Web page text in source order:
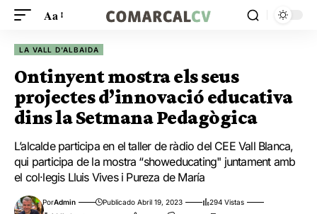
Aa
LA VALL D'ALBAIDA
Ontinyent mostra els seus
projectes d’innovació educativa
dins la Setmana Pedagògica
L’alcalde participa en el taller de ràdio del CEE Vall Blanca,
qui participa de la mostra “showeducating" juntament amb
el col·legis Lluis Vives i Pureza de María
PorAdmin Publicado Abril 19, 2023
294 Vistas